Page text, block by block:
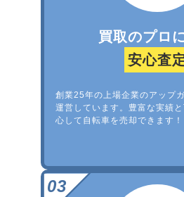
買取のプロ
安心査
創業25年の上場企業のアップ
運営しています。豊富な実績
心して自転車を売却できます！